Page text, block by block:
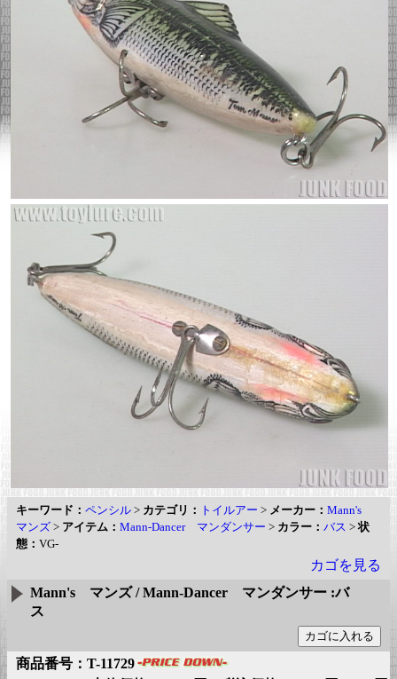
キーワード： ペンシル > カテゴリ： トイルアー > メーカー： Mann's
マンズ > アイテム： Mann-Dancer マンダンサー > カラー： バス >状
態： VG-
カゴを見る
Mann's マンズ / Mann-Dancer マンダンサー :バ
ス
商品番号：T-11729